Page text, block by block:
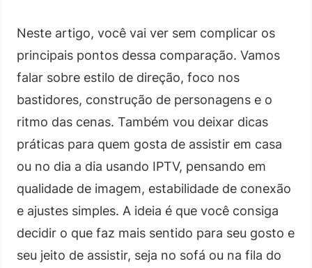
Neste artigo, você vai ver sem complicar os
principais pontos dessa comparação. Vamos
falar sobre estilo de direção, foco nos
bastidores, construção de personagens e o
ritmo das cenas. Também vou deixar dicas
práticas para quem gosta de assistir em casa
ou no dia a dia usando IPTV, pensando em
qualidade de imagem, estabilidade de conexão
e ajustes simples. A ideia é que você consiga
decidir o que faz mais sentido para seu gosto e
seu jeito de assistir, seja no sofá ou na fila do